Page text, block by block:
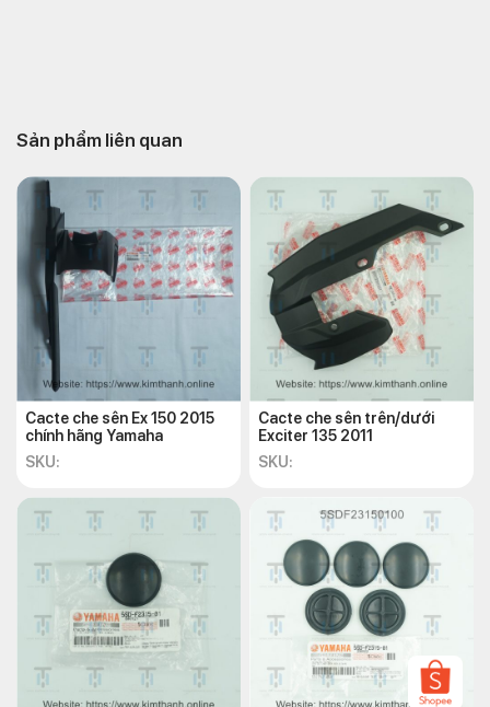
Sản phẩm liên quan
Cacte che sên Ex 150 2015
chính hãng Yamaha
SKU:
Cacte che sên trên/dưới
Exciter 135 2011
SKU: